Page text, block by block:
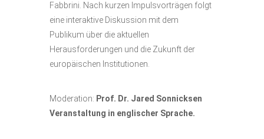
Fabbrini. Nach kurzen Impulsvorträgen folgt
eine interaktive Diskussion mit dem
Publikum über die aktuellen
Herausforderungen und die Zukunft der
europäischen Institutionen.
Moderation: Prof. Dr. Jared Sonnicksen
Veranstaltung in englischer Sprache.